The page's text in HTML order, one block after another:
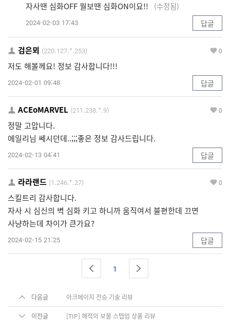
자사땐 심화OFF 월보땐 심화ON이요!! (수정됨)
2024-02-03 17:43 답글
검은뫼 (220.127.*.253) 0
저도 해볼께요! 정보 감사합니다!!!
2024-02-01 09:48 답글
ACEoMARVEL (211.238.*.9) 0
정말 고맙니다.
에일리님 쎄시던데..;;;좋은 정보 감사드립니다.
2024-02-13 04:41 답글
라라랜드 (1.246.*.27) 0
스킬트리 감사합니다.
자사 시 심신의 벽 심화 키고 하니까 움직여서 불편한데 끄면
사냥하는데 차이가 큰가요?
2024-02-15 21:25 답글
1
다음글 아크메이지 전승 기술 리뷰
이전글 [TIP] 해적의 보물 스텝업 상품 리뷰